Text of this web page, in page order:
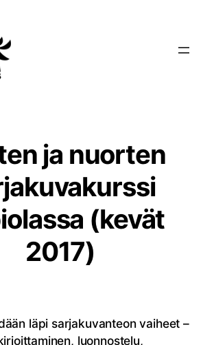
ja nuorten
(kevät
2017)
läpi sarjakuvanteon vaiheet –
luonnostelu,